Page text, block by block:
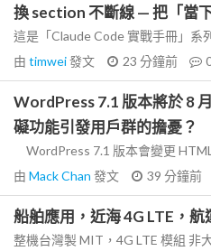
換 section 不斷線 — 把「當
這是「Claude Code 實戰手冊」系
由 timwei發文 23 分鐘前
WordPress 7.1 版本將於 8
礙功能引發用戶群的擔憂？
WordPress 7.1 版本會變更
由 Mack Chan 發文 39 分鐘前
船舶應用，近海 4G LTE，
整機台灣製 MIT，4G LTE 模組 非